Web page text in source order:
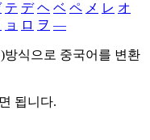
テ デ ヘ ベ ペ メ レ オ
ョ ロ ヲ ―
방식으로 중국어를 변환
됩니다.